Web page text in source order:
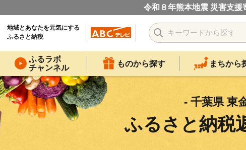
令和８年熊本地震 災害支援
地域とあなたを元気にする
ふるさと納税
ふるラボ
チャンネル
ものから探す まちから
- 千葉県 東
ふるさと納税